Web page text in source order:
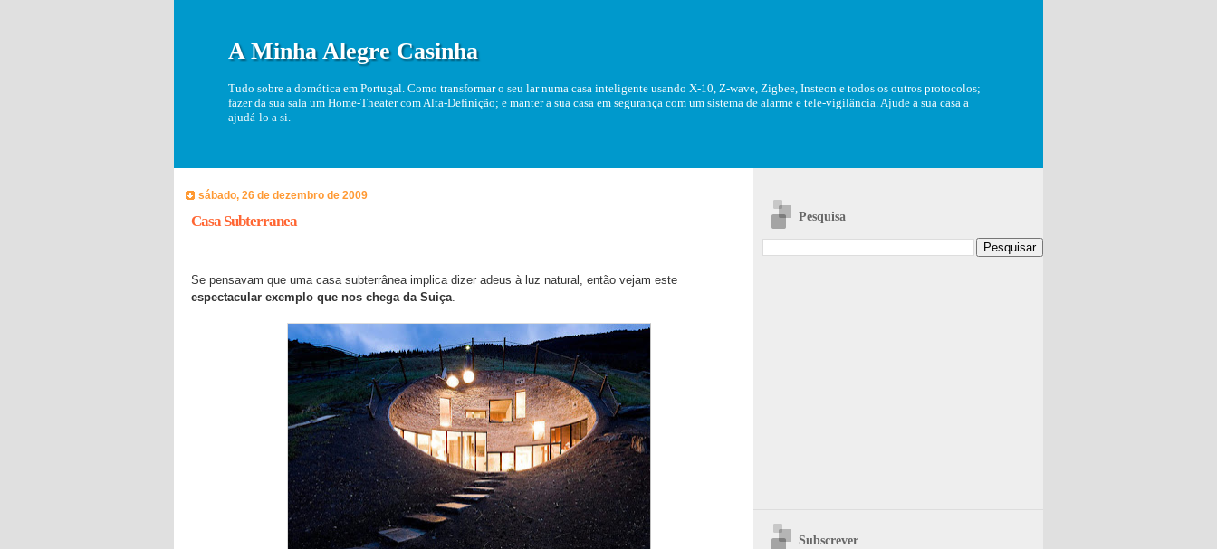
A Minha Alegre Casinha
Tudo sobre a domótica em Portugal. Como transformar o seu lar numa casa inteligente usando X-10, Z-wave, Zigbee, Insteon e todos os outros protocolos;
fazer da sua sala um Home-Theater com Alta-Definição; e manter a sua casa em segurança com um sistema de alarme e tele-vigilância. Ajude a sua casa a
ajudá-lo a si.
sábado, 26 de dezembro de 2009
Casa Subterranea
Se pensavam que uma casa subterrânea implica dizer adeus à luz natural, então vejam este
espectacular exemplo que nos chega da Suiça.
Pesquisa
Subscrever